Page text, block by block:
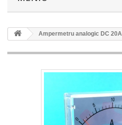
Ampermetru analogic DC 20A